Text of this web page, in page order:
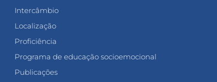
Intercâmbio
Localização
Proficiência
Programa de educação socioemocional
Publicações